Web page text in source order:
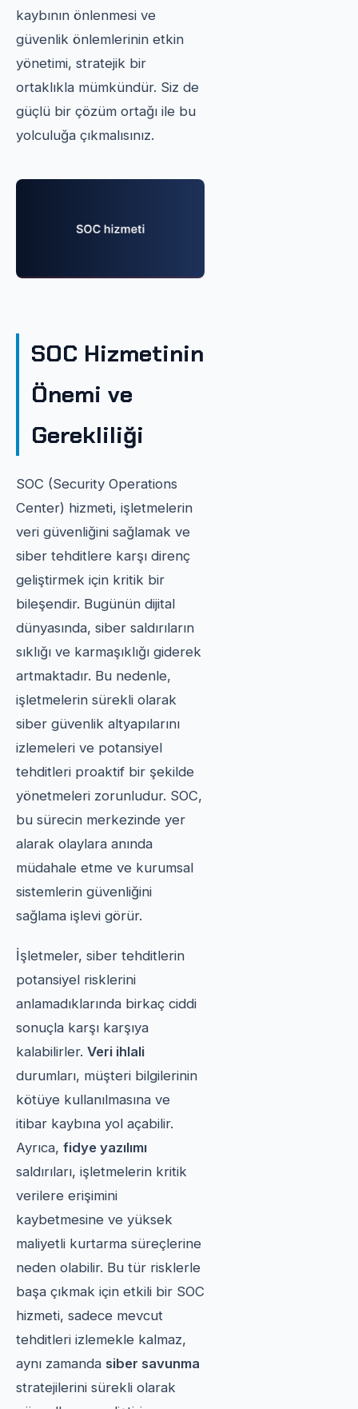
kaybının önlenmesi ve
güvenlik önlemlerinin etkin
yönetimi, stratejik bir
ortaklıkla mümkündür. Siz de
güçlü bir çözüm ortağı ile bu
yolculuğa çıkmalısınız.
SOC Hizmetinin
Önemi ve
Gerekliliği
SOC (Security Operations
Center) hizmeti, işletmelerin
veri güvenliğini sağlamak ve
siber tehditlere karşı direnç
geliştirmek için kritik bir
bileşendir. Bugünün dijital
dünyasında, siber saldırıların
sıklığı ve karmaşıklığı giderek
artmaktadır. Bu nedenle,
işletmelerin sürekli olarak
siber güvenlik altyapılarını
izlemeleri ve potansiyel
tehditleri proaktif bir şekilde
yönetmeleri zorunludur. SOC,
bu sürecin merkezinde yer
alarak olaylara anında
müdahale etme ve kurumsal
sistemlerin güvenliğini
sağlama işlevi görür.
İşletmeler, siber tehditlerin
potansiyel risklerini
anlamadıklarında birkaç ciddi
sonuçla karşı karşıya
kalabilirler. Veri ihlali
durumları, müşteri bilgilerinin
kötüye kullanılmasına ve
itibar kaybına yol açabilir.
Ayrıca, fidye yazılımı
saldırıları, işletmelerin kritik
verilere erişimini
kaybetmesine ve yüksek
maliyetli kurtarma süreçlerine
neden olabilir. Bu tür risklerle
başa çıkmak için etkili bir SOC
hizmeti, sadece mevcut
tehditleri izlemekle kalmaz,
aynı zamanda siber savunma
stratejilerini sürekli olarak